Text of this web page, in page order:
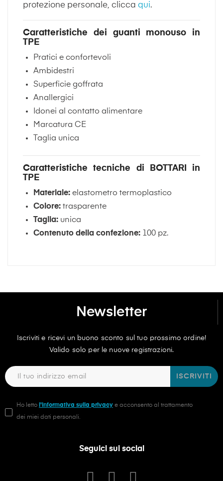
protezione personale, clicca qui.
Caratteristiche dei guanti monouso in
TPE
Pratici e confortevoli
Ambidestri
Superficie goffrata
Anallergici
Idonei al contatto alimentare
Marcatura CE
Taglia unica
Caratteristiche tecniche di BOTTARI in
TPE
Materiale:elastometro termoplastico
Colore: trasparente
Taglia:unica
Contenuto della confezione:100 pz.
Newsletter
Iscriviti e ricevi un buono sconto sul tuo prossimo ordine!
Valido solo per le nuove registrazioni.
ISCRIVITI
Ho letto l'informativa sulla privacy e acconsento al trattamento
dei miei dati personali.
Seguici sui social